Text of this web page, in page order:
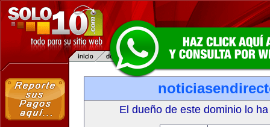
El dueño de este dominio lo